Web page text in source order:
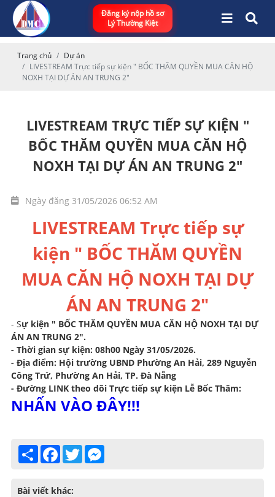
Đăng ký nộp hồ sơ
Lý Thường Kiệt
Trang chủ
Dự án
LIVESTREAM Trực tiếp sự kiện " BỐC THĂM QUYỀN MUA CĂN HỘ
NOXH TẠI DỰ ÁN AN TRUNG 2"
LIVESTREAM TRỰC TIẾP SỰ KIỆN "
BỐC THĂM QUYỀN MUA CĂN HỘ
NOXH TẠI DỰ ÁN AN TRUNG 2"
Ngày đăng 31/05/2026 06:52 AM
LIVESTREAM Trực tiếp sự
kiện " BỐC THĂM QUYỀN
MUA CĂN HỘ NOXH TẠI DỰ
ÁN AN TRUNG 2"
- Sự kiện " BỐC THĂM QUYỀN MUA CĂN HỘ NOXH TẠI DỰ
ÁN AN TRUNG 2".
- Thời gian sự kiện: 08h00 Ngày 31/05/2026.
- Địa điểm: Hội trường UBND Phường An Hải, 289 Nguyễn
Công Trứ, Phường An Hải, TP. Đà Nẵng
- Đường LINK theo dõi Trực tiếp sự kiện Lễ Bốc Thăm:
NHẤN VÀO ĐÂY!!!
ShareFacebook
TwitterMessenger
Bài viết khác: